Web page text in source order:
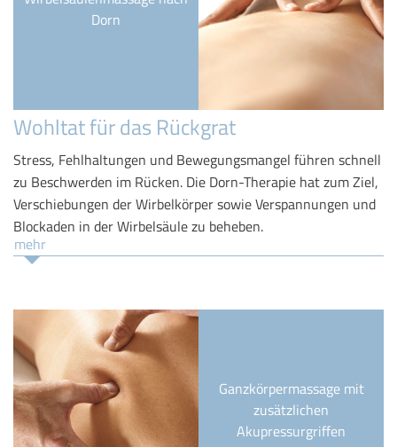
Dorn
Wohltat für das Rückgrat
Stress, Fehlhaltungen und Bewegungsmangel führen schnell
zu Beschwerden im Rücken. Die Dorn-Therapie hat zum Ziel,
Verschiebungen der Wirbelkörper sowie Verspannungen und
Blockaden in der Wirbelsäule zu beheben.
mehr
Ganzkörpermassage mit
zusätzlichen
Akupressurgriffen